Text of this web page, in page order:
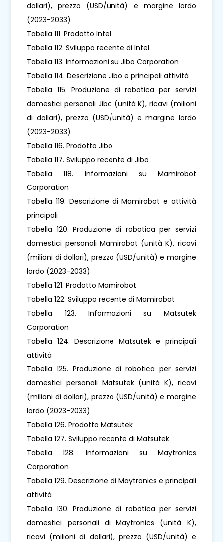
dollari), prezzo (USD/unità) e margine lordo
(2023-2033)
Tabella 111. Prodotto Intel
Tabella 112. Sviluppo recente di Intel
Tabella 113. Informazioni su Jibo Corporation
Tabella 114. Descrizione Jibo e principali attività
Tabella 115. Produzione di robotica per servizi
domestici personali Jibo (unità K), ricavi (milioni
di dollari), prezzo (USD/unità) e margine lordo
(2023-2033)
Tabella 116. Prodotto Jibo
Tabella 117. Sviluppo recente di Jibo
Tabella 118. Informazioni su Mamirobot
Corporation
Tabella 119. Descrizione di Mamirobot e attività
principali
Tabella 120. Produzione di robotica per servizi
domestici personali Mamirobot (unità K), ricavi
(milioni di dollari), prezzo (USD/unità) e margine
lordo (2023-2033)
Tabella 121. Prodotto Mamirobot
Tabella 122. Sviluppo recente di Mamirobot
Tabella 123. Informazioni su Matsutek
Corporation
Tabella 124. Descrizione Matsutek e principali
attività
Tabella 125. Produzione di robotica per servizi
domestici personali Matsutek (unità K), ricavi
(milioni di dollari), prezzo (USD/unità) e margine
lordo (2023-2033)
Tabella 126. Prodotto Matsutek
Tabella 127. Sviluppo recente di Matsutek
Tabella 128. Informazioni su Maytronics
Corporation
Tabella 129. Descrizione di Maytronics e principali
attività
Tabella 130. Produzione di robotica per servizi
domestici personali di Maytronics (unità K),
ricavi (milioni di dollari), prezzo (USD/unità) e